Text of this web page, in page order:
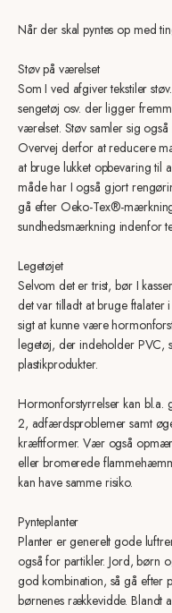
Når der skal pyntes op med
Støv på værelset
Som I ved afgiver tekstiler
sengetøj osv. der ligger
værelset. Støv samler sig
Overvej derfor at reducere
at bruge lukket opbevaring til
måde har I også gjort
gå efter Oeko-Tex®-
sundhedsmærkning indenfor
Legetøjet
Selvom det er trist, bør I
det var tilladt at bruge
sigt at kunne være
legetøj, der indeholder PVC,
plastikprodukter.
Hormonforstyrrelser kan bl.a.
2, adfærdsproblemer samt
kræftformer. Vær også
eller bromerede
kan have samme risiko.
Pynteplanter
Planter er generelt gode
også for partikler. Jord, børn
god kombination, så gå efter
børnenes rækkevidde. Blandt